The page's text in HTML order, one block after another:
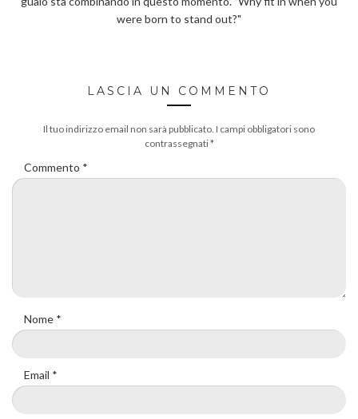
were born to stand out?"
LASCIA UN COMMENTO
Il tuo indirizzo email non sarà pubblicato. I campi obbligatori sono
contrassegnati*
Commento *
Nome *
Email *